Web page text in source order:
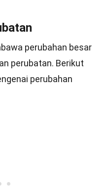
perubahan besar
perubatan. Berikut
perubahan